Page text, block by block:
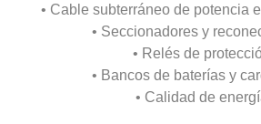
• Cable subterráneo de potencia
• Seccionadores y
• Relés de
• Bancos de baterías y
• Calidad de